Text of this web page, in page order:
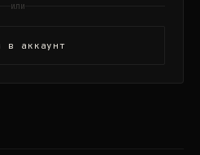
или
в аккаунт